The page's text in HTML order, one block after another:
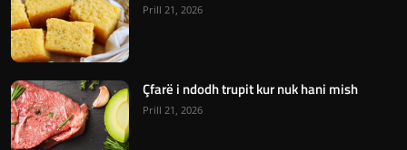
Prill 21, 2026
Çfarë i ndodh trupit kur nuk hani mish
Prill 21, 2026